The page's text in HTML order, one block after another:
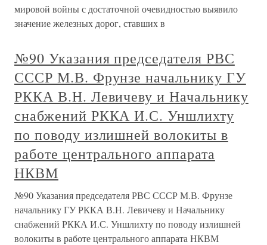
мировой войны с достаточной очевидностью выявило
значение железных дорог, ставших в
№90 Указания председателя РВС
СССР М.В. Фрунзе начальнику ГУ
РККА В.Н. Левичеву и Начальнику
снабжений РККА И.С. Уншлихту
по поводу излишней волокиты в
работе центрального аппарата
НКВМ
№90 Указания председателя РВС СССР М.В. Фрунзе
начальнику ГУ РККА В.Н. Левичеву и Начальнику
снабжений РККА И.С. Уншлихту по поводу излишней
волокиты в работе центрального аппарата НКВМ